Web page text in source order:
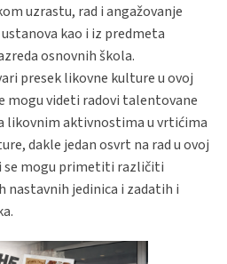
uzrastu, rad i angažovanje
kao i iz predmeta
osnovnih škola.
presek likovne kulture u ovoj
mogu videti radovi talentovane
likovnim aktivnostima u vrtićima
dakle jedan osvrt na rad u ovoj
se mogu primetiti različiti
nastavnih jedinica i zadatih i